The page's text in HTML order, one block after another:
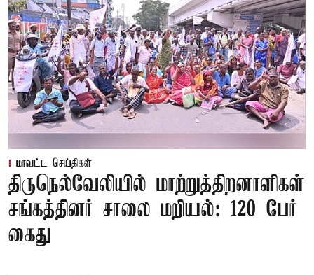
மாவட்ட செய்திகள்
திருநெல்வேலியில் மாற்றுத்திறனாளிகள்
சங்கத்தினர் சாலை மறியல்: 120 பேர்
கைது